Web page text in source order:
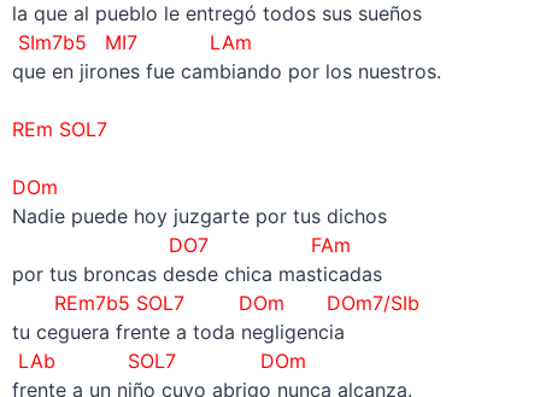
la que al pueblo le entregó todos sus sueños
SIm7b5 MI7 LAm
que en jirones fue cambiando por los nuestros.
REm SOL7
DOm
Nadie puede hoy juzgarte por tus dichos
DO7 FAm
por tus broncas desde chica masticadas
REm7b5 SOL7 DOm DOm7/SIb
tu ceguera frente a toda negligencia
LAb SOL7 DOm
frente a un niño cuyo abrigo nunca alcanza.